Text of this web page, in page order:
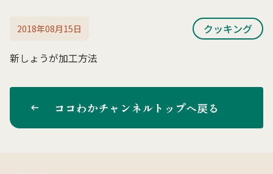
2018年08月15日
クッキング
新しょうが加工方法
ココわかチャンネルトップへ戻る